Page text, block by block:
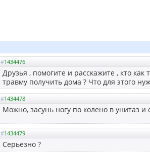
#1434476
Друзья , помогите и расскажите , кто
травму получить дома ? Что для этого
#1434478
Можно, засунь ногу по колено в унитаз
#1434479
Серьезно ?